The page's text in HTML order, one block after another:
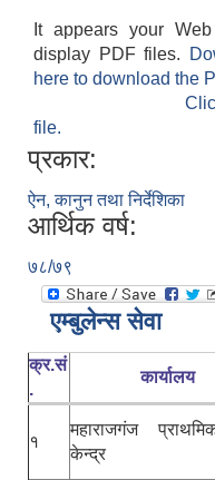
It appears your
display PDF files.
here to download the
file.
प्रकार:
ऐन, कानुन तथा निर्देशिका
आर्थिक वर्ष:
७८/७९
एम्बुलेन्स सेवा
क्र.सं
.
कार्यालय
१
महाराजगंज
केन्द्र